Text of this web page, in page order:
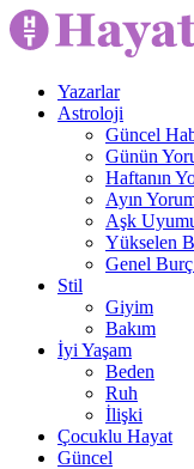
Yazarlar
Astroloji
Güncel
Günün
Haftanın
Ayın
Aşk
Yükselen
Genel Burç
Stil
Giyim
Bakım
İyi Yaşam
Beden
Ruh
İlişki
Çocuklu Hayat
Güncel